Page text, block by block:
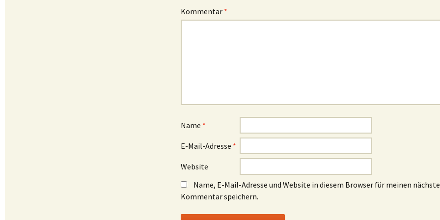
Kommentar *
Name *
E-Mail-Adresse *
Website
Name, E-Mail-Adresse und Website in diesem Browser für meinen
Kommentar speichern.